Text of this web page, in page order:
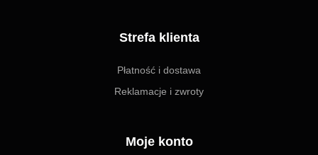
Strefa klienta
Płatność i dostawa
Reklamacje i zwroty
Moje konto